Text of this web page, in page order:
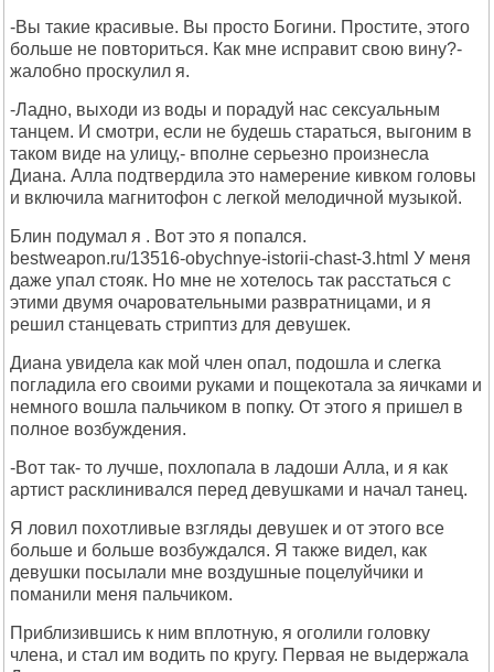
-Вы такие красивые. Вы просто Богини. Простите, этого
больше не повториться. Как мне исправит свою вину?-
жалобно проскулил я.
-Ладно, выходи из воды и порадуй нас сексуальным
танцем. И смотри, если не будешь стараться, выгоним в
таком виде на улицу,- вполне серьезно произнесла
Диана. Алла подтвердила это намерение кивком головы
и включила магнитофон с легкой мелодичной музыкой.
Блин подумал я . Вот это я попался.
bestweapon.ru/13516-obychnye-istorii-chast-3.html У меня
даже упал стояк. Но мне не хотелось так расстаться с
этими двумя очаровательными развратницами, и я
решил станцевать стриптиз для девушек.
Диана увидела как мой член опал, подошла и слегка
погладила его своими руками и пощекотала за яичками и
немного вошла пальчиком в попку. От этого я пришел в
полное возбуждения.
-Вот так- то лучше, похлопала в ладоши Алла, и я как
артист расклинивался перед девушками и начал танец.
Я ловил похотливые взгляды девушек и от этого все
больше и больше возбуждался. Я также видел, как
девушки посылали мне воздушные поцелуйчики и
поманили меня пальчиком.
Приблизившись к ним вплотную, я оголили головку
члена, и стал им водить по кругу. Первая не выдержала